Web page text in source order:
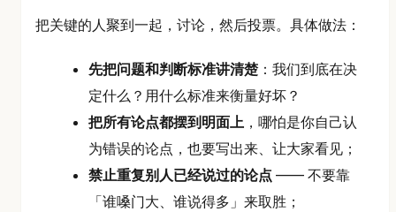
把关键的人聚到一起，讨论，然后投票。具体做法：
先把问题和判断标准讲清楚：我们到底在决
定什么？用什么标准来衡量好坏？
把所有论点都摆到明面上 ，哪怕是你自己认
为错误的论点，也要写出来、让大家看见；
禁止重复别人已经说过的论点 —— 不要靠
「谁嗓门大、谁说得多」来取胜；